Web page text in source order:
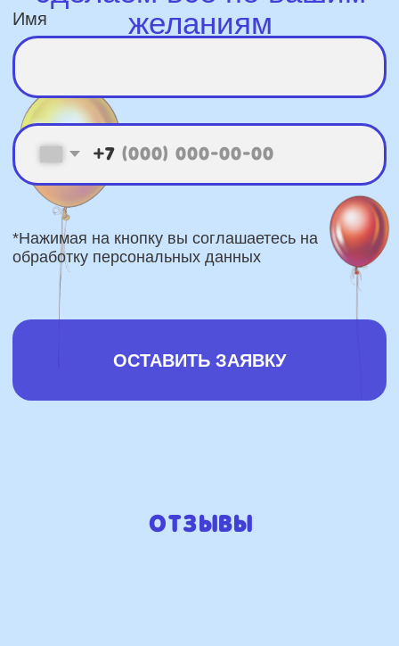
Отзывы